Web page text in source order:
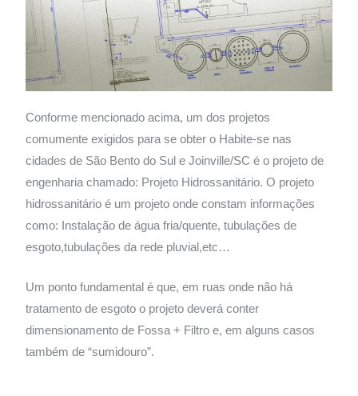
Conforme mencionado acima, um dos projetos
comumente exigidos para se obter o Habite-se nas
cidades de São Bento do Sul e Joinville/SC é o projeto de
engenharia chamado: Projeto Hidrossanitário. O projeto
hidrossanitário é um projeto onde constam informações
como: Instalação de água fria/quente, tubulações de
esgoto,tubulações da rede pluvial,etc…
Um ponto fundamental é que, em ruas onde não há
tratamento de esgoto o projeto deverá conter
dimensionamento de Fossa + Filtro e, em alguns casos
também de “sumidouro”.